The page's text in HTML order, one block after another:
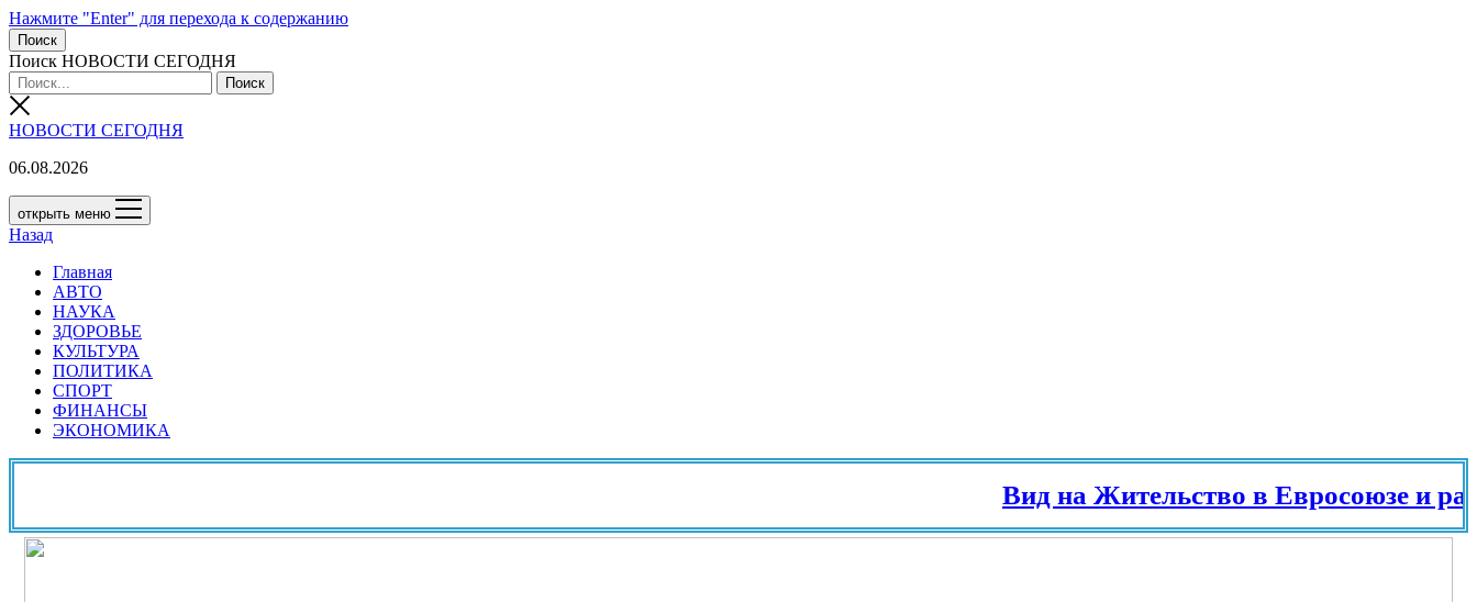
Нажмите "Enter" для перехода к содержанию
Поиск
Поиск НОВОСТИ СЕГОДНЯ
НОВОСТИ СЕГОДНЯ
06.08.2026
открыть меню
Назад
Главная
АВТО
НАУКА
ЗДОРОВЬЕ
КУЛЬТУРА
ПОЛИТИКА
СПОРТ
ФИНАНСЫ
ЭКОНОМИКА
Вид на Жительство в Евросоюзе и разных